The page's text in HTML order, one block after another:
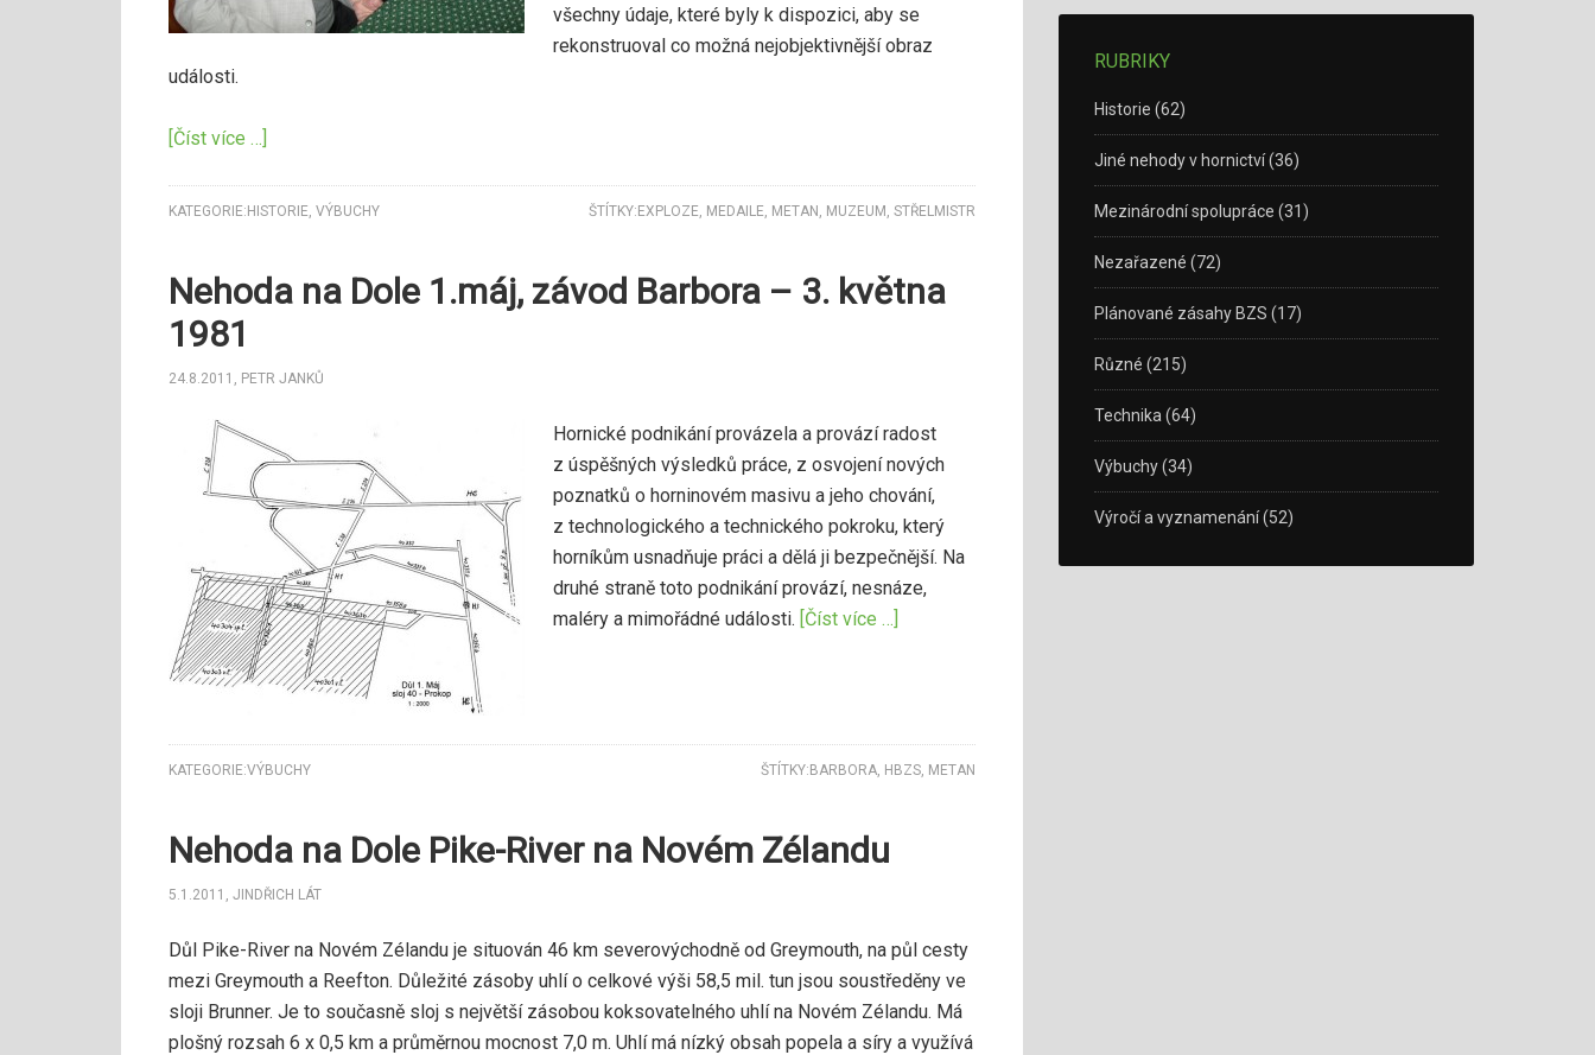
všechny údaje, které byly k dispozici, aby se
rekonstruoval co možná nejobjektivnější obraz
události.
[Číst více …]
KATEGORIE: HISTORIE, VÝBUCHY ŠTÍTKY: EXPLOZE, MEDAILE, METAN , MUZEUM , STŘELMISTR
Nehoda na Dole 1.máj, závod Barbora – 3. května
1981
24.8.2011 , PETR JANKŮ
Hornické podnikání provázela a provází radost
z úspěšných výsledků práce, z osvojení nových
poznatků o horninovém masivu a jeho chování,
z technologického a technického pokroku, který
horníkům usnadňuje práci a dělá ji bezpečnější. Na
druhé straně toto podnikání provází, nesnáze,
maléry a mimořádné události. [Číst více …]
KATEGORIE:VÝBUCHY ŠTÍTKY: BARBORA, HBZS, METAN
Nehoda na Dole Pike-River na Novém Zélandu
5.1.2011 , JINDŘICH LÁT
Důl Pike-River na Novém Zélandu je situován 46 km severovýchodně od Grey­mouth, na půl cesty
mezi Greymouth a Reefton. Důležité zásoby uhlí o celkové výši 58,5 mil. tun jsou soustředěny ve
sloji Brunner. Je to současně sloj s největší zásobou koksovatelného uhlí na Novém Zélandu. Má
plošný rozsah 6 x 0,5 km a průměrnou mocnost 7,0 m. Uhlí má nízký obsah popela a síry a využívá
RUBRIKY
Historie (62)
Jiné nehody v hornictví(36)
Mezinárodní spolupráce (31)
Nezařazené (72)
Plánované zásahy BZS (17)
Různé (215)
Technika (64)
Výbuchy(34)
Výročí a vyznamenání(52)